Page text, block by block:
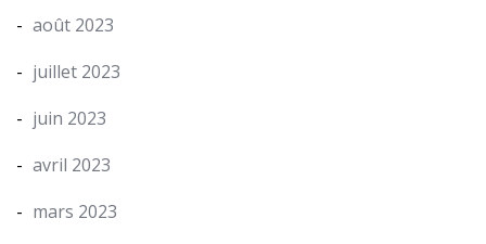
août 2023
juillet 2023
juin 2023
avril 2023
mars 2023